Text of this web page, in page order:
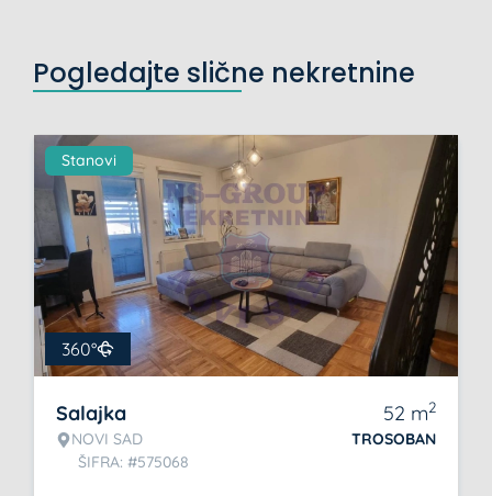
Pogledajte slične nekretnine
Stanovi
360°
Salajka
NOVI SAD
ŠIFRA: #575068
52 m2
TROSOBAN